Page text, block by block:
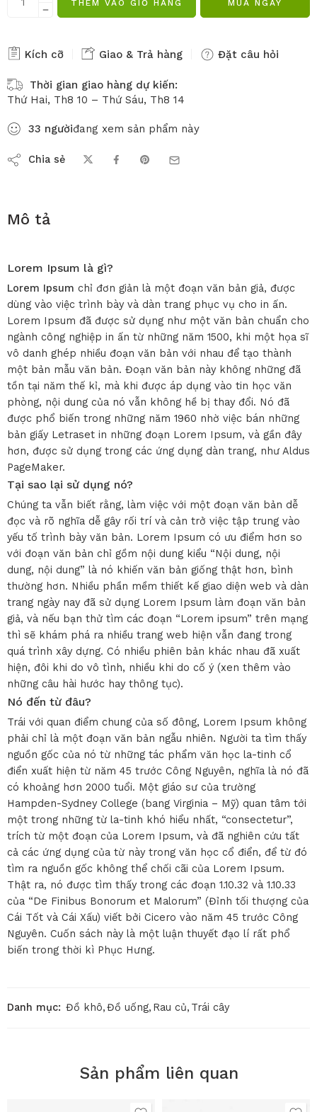
THÊM VÀO GIỎ HÀNG MUA NGAY
Kích cỡ Giao & Trả hàng Đặt câu hỏi
Thời gian giao hàng dự kiến:
Thứ Hai, Th8 10 – Thứ Sáu, Th8 14
33 ngườiđang xem sản phẩm này
Chia sẻ
Mô tả
Lorem Ipsum là gì?
Lorem Ipsum chỉ đơn giản là một đoạn văn bản giả, được
dùng vào việc trình bày và dàn trang phục vụ cho in ấn.
Lorem Ipsum đã được sử dụng như một văn bản chuẩn cho
ngành công nghiệp in ấn từ những năm 1500, khi một họa sĩ
vô danh ghép nhiều đoạn văn bản với nhau để tạo thành
một bản mẫu văn bản. Đoạn văn bản này không những đã
tồn tại năm thế kỉ, mà khi được áp dụng vào tin học văn
phòng, nội dung của nó vẫn không hề bị thay đổi. Nó đã
được phổ biến trong những năm 1960 nhờ việc bán những
bản giấy Letraset in những đoạn Lorem Ipsum, và gần đây
hơn, được sử dụng trong các ứng dụng dàn trang, như Aldus
PageMaker.
Tại sao lại sử dụng nó?
Chúng ta vẫn biết rằng, làm việc với một đoạn văn bản dễ
đọc và rõ nghĩa dễ gây rối trí và cản trở việc tập trung vào
yếu tố trình bày văn bản. Lorem Ipsum có ưu điểm hơn so
với đoạn văn bản chỉ gồm nội dung kiểu “Nội dung, nội
dung, nội dung” là nó khiến văn bản giống thật hơn, bình
thường hơn. Nhiều phần mềm thiết kế giao diện web và dàn
trang ngày nay đã sử dụng Lorem Ipsum làm đoạn văn bản
giả, và nếu bạn thử tìm các đoạn “Lorem ipsum” trên mạng
thì sẽ khám phá ra nhiều trang web hiện vẫn đang trong
quá trình xây dựng. Có nhiều phiên bản khác nhau đã xuất
hiện, đôi khi do vô tình, nhiều khi do cố ý (xen thêm vào
những câu hài hước hay thông tục).
Nó đến từ đâu?
Trái với quan điểm chung của số đông, Lorem Ipsum không
phải chỉ là một đoạn văn bản ngẫu nhiên. Người ta tìm thấy
nguồn gốc của nó từ những tác phẩm văn học la-tinh cổ
điển xuất hiện từ năm 45 trước Công Nguyên, nghĩa là nó đã
có khoảng hơn 2000 tuổi. Một giáo sư của trường
Hampden-Sydney College (bang Virginia – Mỹ) quan tâm tới
một trong những từ la-tinh khó hiểu nhất, “consectetur”,
trích từ một đoạn của Lorem Ipsum, và đã nghiên cứu tất
cả các ứng dụng của từ này trong văn học cổ điển, để từ đó
tìm ra nguồn gốc không thể chối cãi của Lorem Ipsum.
Thật ra, nó được tìm thấy trong các đoạn 1.10.32 và 1.10.33
của “De Finibus Bonorum et Malorum” (Đỉnh tối thượng của
Cái Tốt và Cái Xấu) viết bởi Cicero vào năm 45 trước Công
Nguyên. Cuốn sách này là một luận thuyết đạo lí rất phổ
biến trong thời kì Phục Hưng.
Danh mục: Đồ khô,Đồ uống, Rau củ, Trái cây
Sản phẩm liên quan